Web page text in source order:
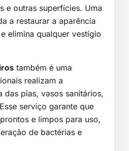
e outras superfícies. Uma
a restaurar a aparência
elimina qualquer vestígio
também é uma
realizam a
das pias, vasos sanitários,
serviço garante que
e limpos para uso,
de bactérias e